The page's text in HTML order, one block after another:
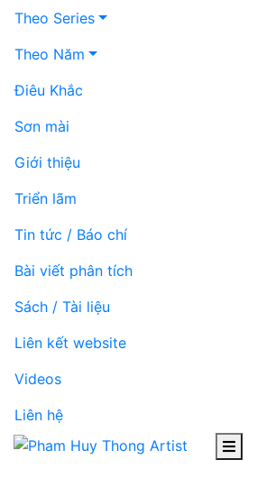
Theo Series
Theo Năm
Điêu Khắc
Sơn mài
Giới thiệu
Triển lãm
Tin tức / Báo chí
Bài viết phân tích
Sách / Tài liệu
Liên kết website
Videos
Liên hệ